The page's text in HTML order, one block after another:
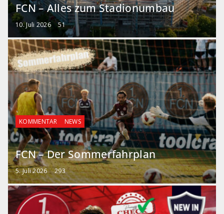
FCN – Alles zum Stadionumbau
10. Juli 2026 51
KOMMENTAR NEWS
FCN – Der Sommerfahrplan
5. Juli 2026 293